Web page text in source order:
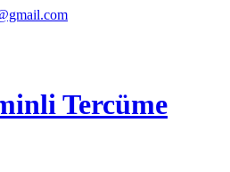
Tercüme